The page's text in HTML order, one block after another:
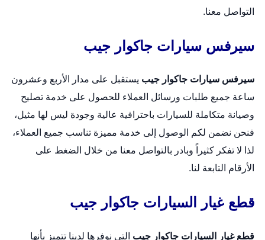
التواصل معنا.
سيرفس سيارات جاكوار جيب
سيرفس سيارات جاكوار جيب يستقبل على مدار الأربع وعشرون
ساعة جميع طلبات ورسائل العملاء للحصول على خدمة تصليح
وصيانة متكاملة للسيارات باحترافية عالية وجودة ليس لها مثيل،
فنحن نضمن لكم الوصول إلى خدمة مميزة تناسب جميع العملاء،
لذا لا تفكر كثيراً وبادر بالتواصل معنا من خلال الضغط على
الأرقام التابعة لنا.
قطع غيار السيارات جاكوار جيب
قطع غيار السيارات جاكوار جيب التي نوفرها لدينا تتميز بأنها